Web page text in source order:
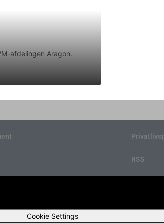
afdelingen Aragon.
RSS
Cookie Settings